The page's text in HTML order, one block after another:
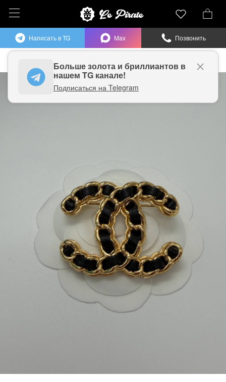
Написать в TG Max Позвонить
Большезолота и бриллиантов в
нашем TG канале!
Подписаться на Telegram